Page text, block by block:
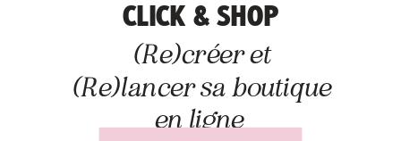
(Re)créer et
(Re)lancer sa boutique
en ligne
CLICK & SHOP